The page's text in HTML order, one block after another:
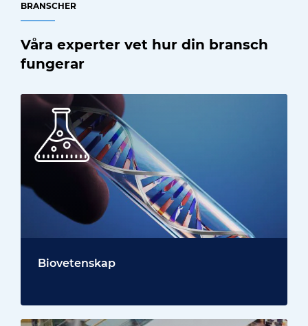
BRANSCHER
Våra experter vet hur din bransch
fungerar
Biovetenskap